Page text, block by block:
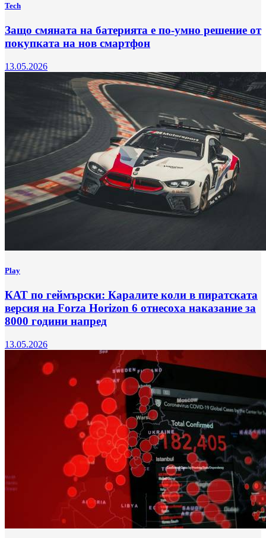
Tech
Защо смяната на батерията е по-умно решение от
покупката на нов смартфон
13.05.2026
Play
КАТ по геймърски: Каралите коли в пиратската
версия на Forza Horizon 6 отнесоха наказание за
8000 години напред
13.05.2026